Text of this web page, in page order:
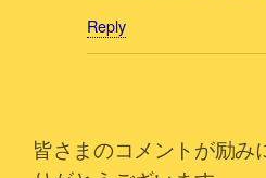
Reply
皆さまのコメントが励み